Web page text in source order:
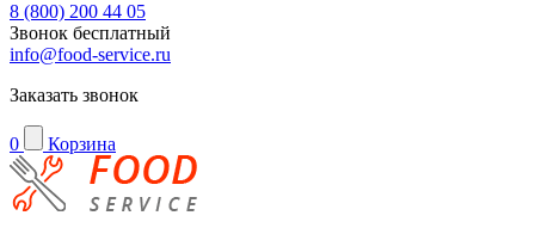
8 (800) 200 44 05
Звонок бесплатный
info@food-service.ru
Заказать звонок
0 Корзина